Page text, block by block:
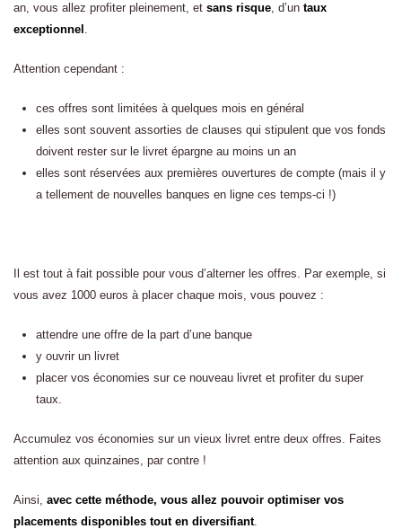
an, vous allez profiter pleinement, et sans risque, d’un taux
exceptionnel .
Attention cependant :
ces offres sont limitées à quelques mois en général
elles sont souvent assorties de clauses qui stipulent que vos fonds
doivent rester sur le livret épargne au moins un an
elles sont réservées aux premières ouvertures de compte (mais il y
a tellement de nouvelles banques en ligne ces temps-ci !)
Il est tout à fait possible pour vous d’alterner les offres. Par exemple, si
vous avez 1000 euros à placer chaque mois, vous pouvez :
attendre une offre de la part d’une banque
y ouvrir un livret
placer vos économies sur ce nouveau livret et profiter du super
taux.
Accumulez vos économies sur un vieux livret entre deux offres. Faites
attention aux quinzaines, par contre !
Ainsi, avec cette méthode, vous allez pouvoir optimiser vos
placements disponibles tout en diversifiant.